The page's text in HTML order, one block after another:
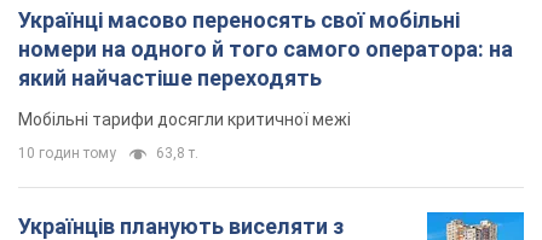
Українці масово переносять свої мобільні
номери на одного й того самого оператора: на
який найчастіше переходять
Мобільні тарифи досягли критичної межі
10 годин тому 63,8 т.
Українців планують виселяти з